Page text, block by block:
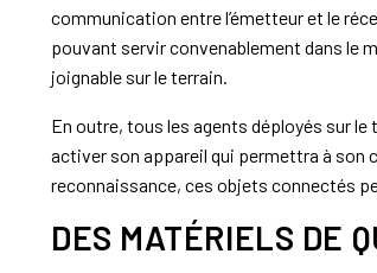
communication entre l’émetteur et le
pouvant servir convenablement dans le
joignable sur le terrain.
En outre, tous les agents déployés sur
activer son appareil qui permettra à son
reconnaissance, ces objets connectés
DES MATÉRIELS DE